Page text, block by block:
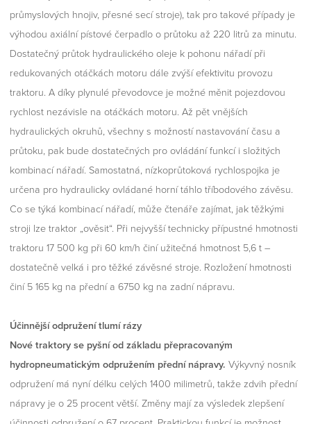
průmyslových hnojiv, přesné secí stroje), tak pro takové případy je
výhodou axiální pístové čerpadlo o průtoku až 220 litrů za minutu.
Dostatečný průtok hydraulického oleje k pohonu nářadí při
redukovaných otáčkách motoru dále zvýší efektivitu provozu
traktoru. A díky plynulé převodovce je možné měnit pojezdovou
rychlost nezávisle na otáčkách motoru. Až pět vnějších
hydraulických okruhů, všechny s možností nastavování času a
průtoku, pak bude dostatečných pro ovládání funkcí i složitých
kombinací nářadí. Samostatná, nízkoprůtoková rychlospojka je
určena pro hydraulicky ovládané horní táhlo tříbodového závěsu.
Co se týká kombinací nářadí, může čtenáře zajímat, jak těžkými
stroji lze traktor „ověsit“. Při nejvyšší technicky přípustné hmotnosti
traktoru 17 500 kg při 60 km/h činí užitečná hmotnost 5,6 t –
dostatečně velká i pro těžké závěsné stroje. Rozložení hmotnosti
činí 5 165 kg na přední a 6750 kg na zadní nápravu.
Účinnější odpružení tlumí rázy
Nové traktory se pyšní od základu přepracovaným
hydropneumatickým odpružením přední nápravy. Výkyvný nosník
odpružení má nyní délku celých 1400 milimetrů, takže zdvih přední
nápravy je o 25 procent větší. Změny mají za výsledek zlepšení